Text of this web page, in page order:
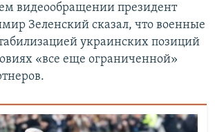
видеообращении президент
Зеленский сказал, что военные
украинских позиций
«все еще ограниченной»